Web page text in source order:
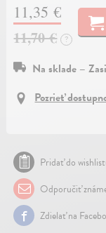
11,35 €
11,70 €
?
Na sklade –
Pozrieť
Pridať do
Odporučiť
Zdielať na